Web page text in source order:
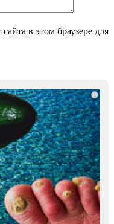
в этом браузере для
i